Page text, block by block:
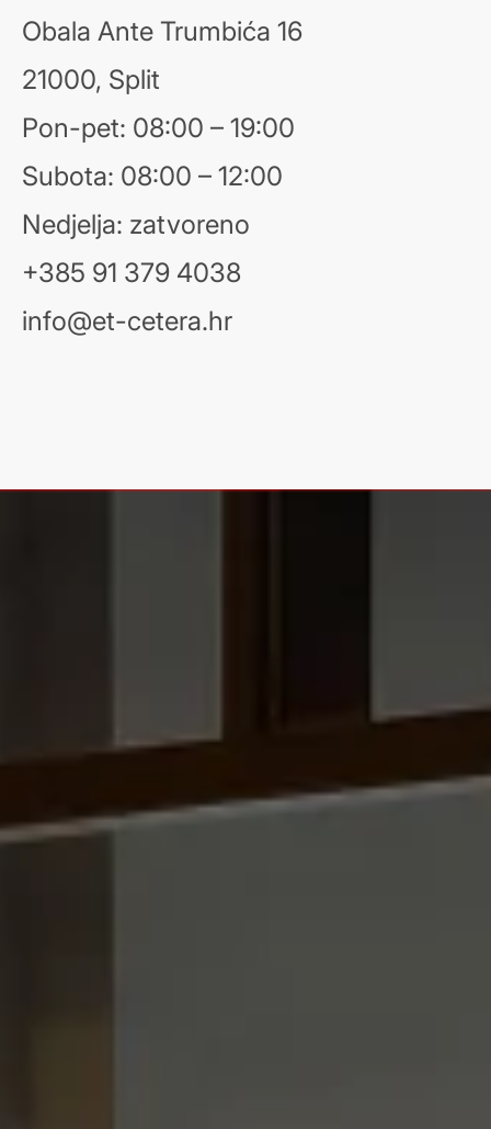
Obala Ante Trumbića 16
21000, Split
Pon-pet: 08:00 – 19:00
Subota: 08:00 – 12:00
Nedjelja: zatvoreno
+385 91 379 4038
info@et-cetera.hr